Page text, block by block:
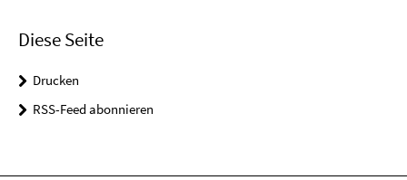
Diese Seite
Drucken
RSS-Feed abonnieren